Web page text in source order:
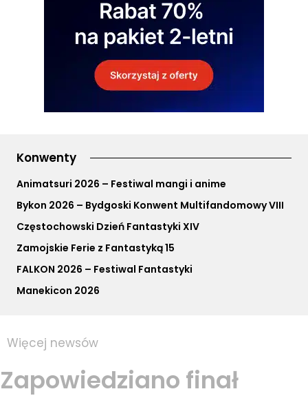
Konwenty
Animatsuri 2026 – Festiwal mangi i anime
Bykon 2026 – Bydgoski Konwent Multifandomowy VIII
Częstochowski Dzień Fantastyki XIV
Zamojskie Ferie z Fantastyką 15
FALKON 2026 – Festiwal Fantastyki
Manekicon 2026
Więcej newsów
Zapowiedziano finał